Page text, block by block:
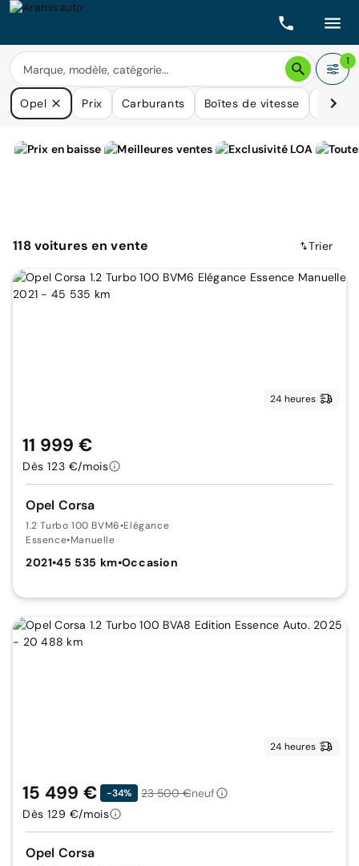
1
Opel Prix Carburants Boîtes de vitesse
118voituresen vente Trier
24 heures
Opel Corsa
1.2 Turbo 100 BVM6•Elégance
Essence•Manuelle
2021•45 535 km•Occasion
11 999 €
Dès 123 €/mois
24 heures
Opel Corsa
15 499 € -34% 23 500 €neuf
Dès 129 €/mois